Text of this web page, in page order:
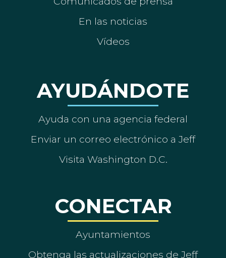
En las noticias
Vídeos
AYUDÁNDOTE
Ayuda con una agencia federal
Enviar un correo electrónico a Jeff
Visita Washington D.C.
CONECTAR
Ayuntamientos
Obtenga las actualizaciones de Jeff